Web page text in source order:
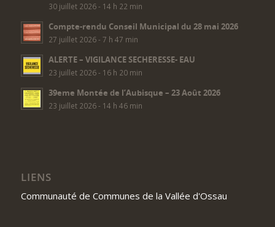
30 juillet 2026 - 14 h 22 min
Compte-rendu Conseil Municipal du 28 mai 2026
27 juillet 2026 - 7 h 47 min
ALERTE – VIGILANCE SECHERESSE- EAU
23 juillet 2026 - 16 h 20 min
39eme Montée de l’Aubisque – 23 Août 2026
23 juillet 2026 - 14 h 46 min
LIENS
Communauté de Communes de la Vallée d'Ossau